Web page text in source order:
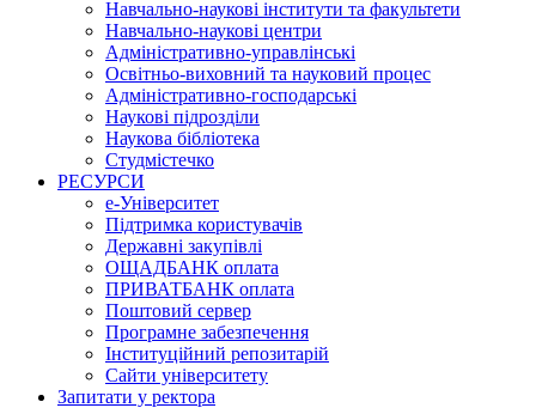
Навчально-наукові інститути та факультети
Навчально-наукові центри
Адміністративно-управлінські
Освітньо-виховний та науковий процес
Адміністративно-господарські
Наукові підрозділи
Наукова бібліотека
Студмістечко
РЕСУРСИ
е-Університет
Підтримка користувачів
Державні закупівлі
ОЩАДБАНК оплата
ПРИВАТБАНК оплата
Поштовий сервер
Програмне забезпечення
Інституційний репозитарій
Сайти університету
Запитати у ректора